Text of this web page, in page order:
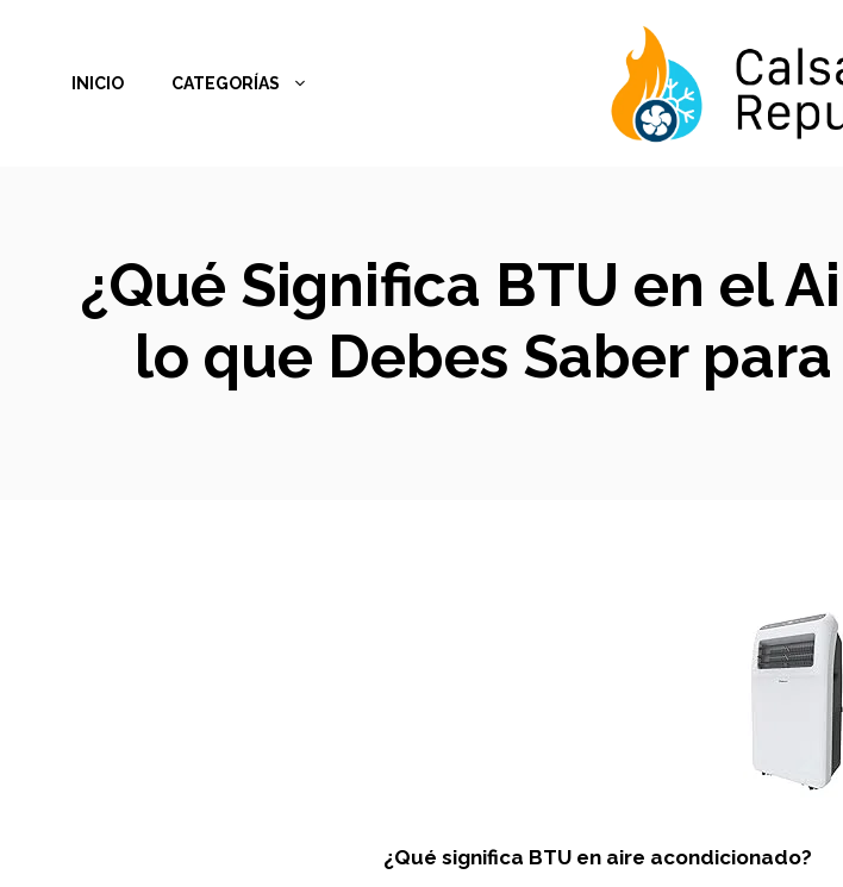
contenidoINICIO CATEGORÍAS
¿Qué Significa BTU en el
lo que Debes Saber
¿Qué significa BTU en aire acondicionado?